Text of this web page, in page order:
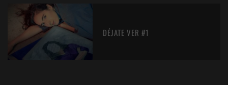
DÉJATE VER #1